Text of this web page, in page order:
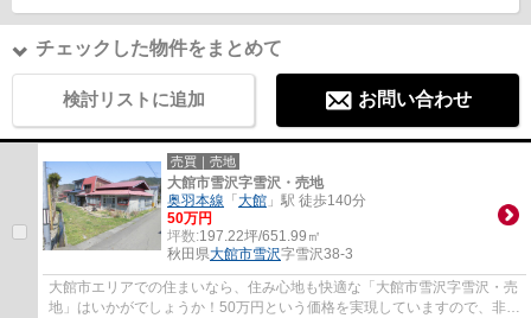
チェックした物件をまとめて
検討リストに追加 お問い合わせ
売買｜売地
大館市雪沢字雪沢・売地
奥羽本線 「 大館 」駅 徒歩140分
50万円
坪数:197.22坪/651.99㎡
秋田県大館市雪沢字雪沢38-3
大館市エリアでの住まいなら、住み心地も快適な「大館市雪沢字雪沢・売
地」はいかがでしょうか！50万円という価格を実現していますので、非常